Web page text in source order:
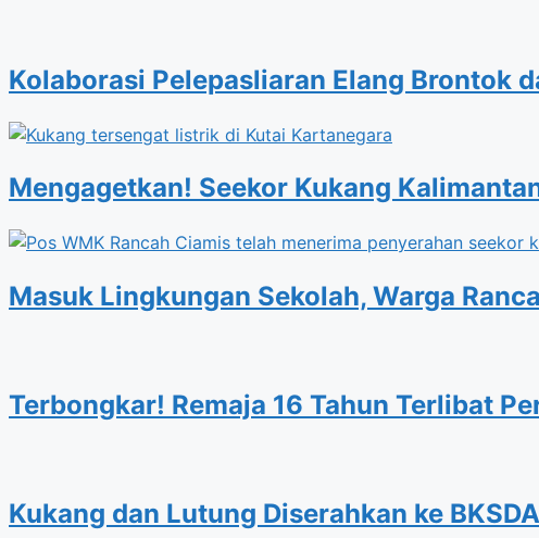
Kolaborasi Pelepasliaran Elang Brontok
Mengagetkan! Seekor Kukang
Masuk Lingkungan Sekolah, Warga
Terbongkar! Remaja 16 Tahun Terlibat
Kukang dan Lutung Diserahkan ke